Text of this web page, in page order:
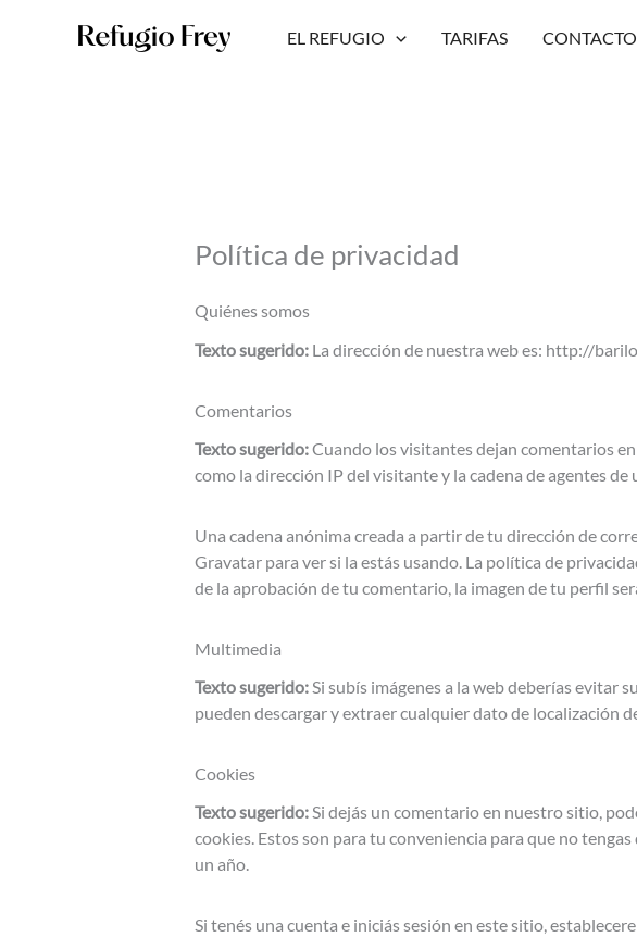
EL REFUGIO TARIFAS CONTACTO
Política de privacidad
Quiénes somos
Texto sugerido: La dirección de nuestra web es: http://
Comentarios
Texto sugerido:Cuando los visitantes dejan comentarios
como la dirección IP del visitante y la cadena de agentes
Una cadena anónima creada a partir de tu dirección de
Gravatar para ver si la estás usando. La política de
de la aprobación de tu comentario, la imagen de tu perfil
Multimedia
Texto sugerido:Si subís imágenes a la web deberías evitar
pueden descargar y extraer cualquier dato de localización
Cookies
Texto sugerido:Si dejás un comentario en nuestro sitio,
cookies. Estos son para tu conveniencia para que no
un año.
Si tenés una cuenta e iniciás sesión en este sitio,